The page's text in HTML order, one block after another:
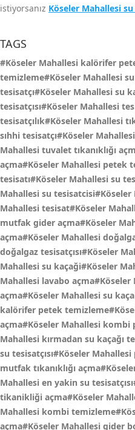
istiyorsanız Köseler Mahallesi su
TAGS
#Köseler Mahallesi kalörifer
temizleme#Köseler Mahallesi
tesisatçı#Köseler Mahallesi su
tesisatçısı#Köseler Mahallesi
tesisatçılık#Köseler Mahallesi
sıhhi tesisatçı#Köseler
Mahallesi tuvalet tıkanıklığı
açma#Köseler Mahallesi petek
tesisatı#Köseler Mahallesi su
Mahallesi su tesisatcisi#Köseler
Mahallesi tesisat#Köseler
mutfak gider açma#Köseler
açma#Köseler Mahallesi
doğalgaz tesisatçısı#Köseler
Mahallesi su kaçaği#Köseler
Mahallesi lavabo açma#Köseler
açma#Köseler Mahallesi su
kalörifer petek
açma#Köseler Mahallesi
Mahallesi kırmadan su kaçağı
su tesisatçısı#Köseler
mutfak tıkanıklığı
Mahallesi en yakin su
tikanikliği açma#Köseler
Mahallesi kombi
açma#Köseler Mahallesi gider